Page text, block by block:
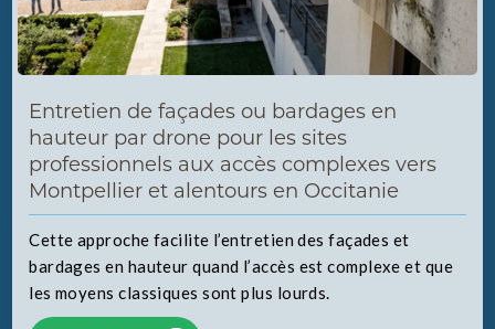
Entretien de façades ou bardages en
hauteur par drone pour les sites
professionnels aux accès complexes vers
Montpellier et alentours en Occitanie
Cette approche facilite l’entretien des façades et
bardages en hauteur quand l’accès est complexe et que
les moyens classiques sont plus lourds.